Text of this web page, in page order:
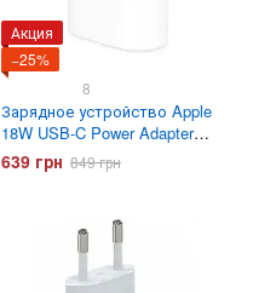
Акция
−25%
8
Зарядное устройство Apple
18W USB-C Power Adapter
Original
639 грн 849 грн